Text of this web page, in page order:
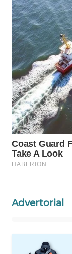
Advertorial
WAHANA
TRAVEL
WAHANA
TV
WAHANANEWS
ID
WAHANANEWS
CO ID
WAHANANEWS
NET
SPORT